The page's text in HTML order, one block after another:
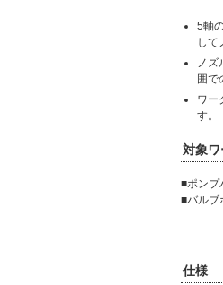
5軸
して
ノズ
囲で
ワー
す。
対象ワ
■ポンプ
■バルブ
仕様